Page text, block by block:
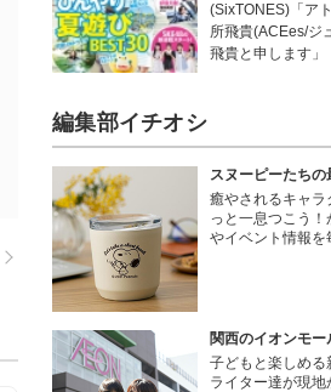
(SixTONES)「ア
所飛貴(ACEes/ジ
飛貴と申します」
編集部イチオシ
スヌーピーたちの
癒やされるキャラ
っと一息つこう
やイベント情報を
関西のイオンモー
子どもと楽しめる
ライター達が現地